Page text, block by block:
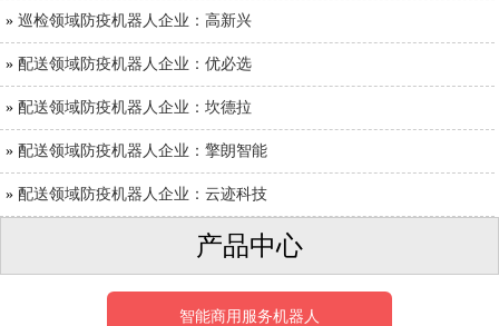
» 巡检领域防疫机器人企业：高新兴
» 配送领域防疫机器人企业：优必选
» 配送领域防疫机器人企业：坎德拉
» 配送领域防疫机器人企业：擎朗智能
» 配送领域防疫机器人企业：云迹科技
产品中心
智能商用服务机器人